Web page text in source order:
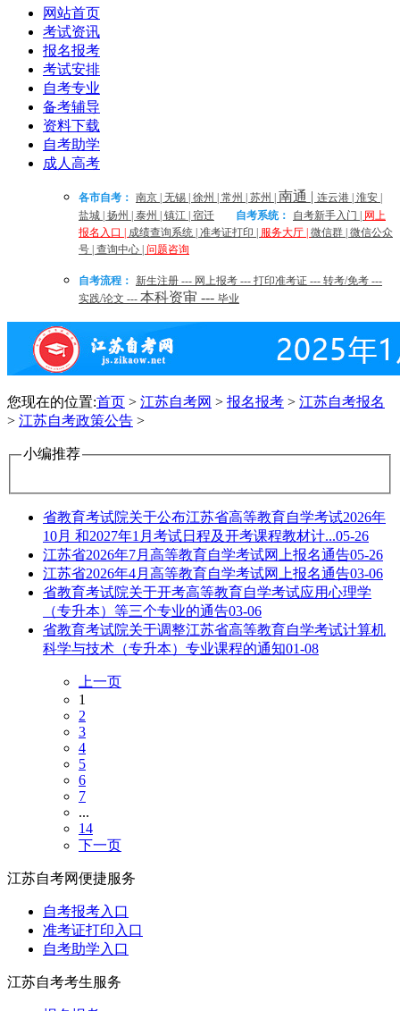
网站首页
考试资讯
报名报考
考试安排
自考专业
备考辅导
资料下载
自考助学
成人高考
各市自考： 南京 无锡 徐州 常州 苏州 南通 | 连云港 淮安
盐城 扬州 泰州 镇江 宿迁 自考系统： 自考新手入门
网上
报名入口
成绩查询系统 准考证打印 服务大厅 微信群 微信公众
号 查询中心 问题咨询
自考流程： 新生注册 --- 网上报考 --- 打印准考证 --- 转考/免考 ---
实践/论文 --- 本科资审 --- 毕业
您现在的位置:首页 > 江苏自考网 > 报名报考 > 江苏自考报名
> 江苏自考政策公告 >
小编推荐
省教育考试院关于公布江苏省高等教育自学考试2026年
10月 和2027年1月考试日程及开考课程教材计...05-26
江苏省2026年7月高等教育自学考试网上报名通告05-26
江苏省2026年4月高等教育自学考试网上报名通告03-06
省教育考试院关于开考高等教育自学考试应用心理学
（专升本）等三个专业的通告03-06
省教育考试院关于调整江苏省高等教育自学考试计算机
科学与技术（专升本）专业课程的通知01-08
上一页
1
2
3
4
5
6
7
...
14
下一页
江苏自考网便捷服务
自考报考入口
准考证打印入口
自考助学入口
江苏自考考生服务